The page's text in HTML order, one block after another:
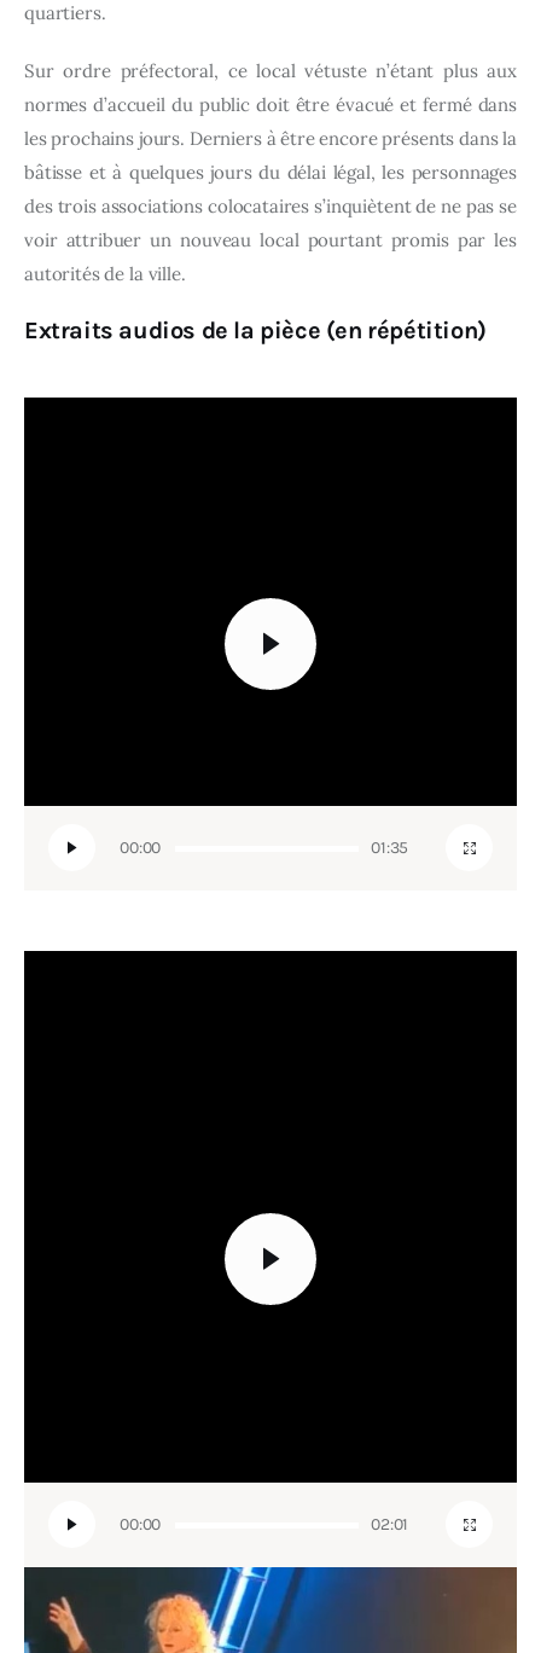
quartiers.
Sur ordre préfectoral, ce local vétuste n’étant plus aux
normes d’accueil du public doit être évacué et fermé dans
les prochains jours. Derniers à être encore présents dans la
bâtisse et à quelques jours du délai légal, les personnages
des trois associations colocataires s’inquiètent de ne pas se
voir attribuer un nouveau local pourtant promis par les
autorités de la ville.
Extraits audios de la pièce (en répétition)
00:00 01:35
00:00 02:01